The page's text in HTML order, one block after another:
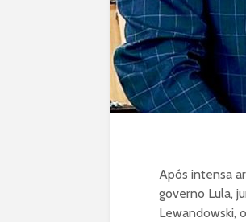
Após intensa
governo Lula,
Lewandowski,